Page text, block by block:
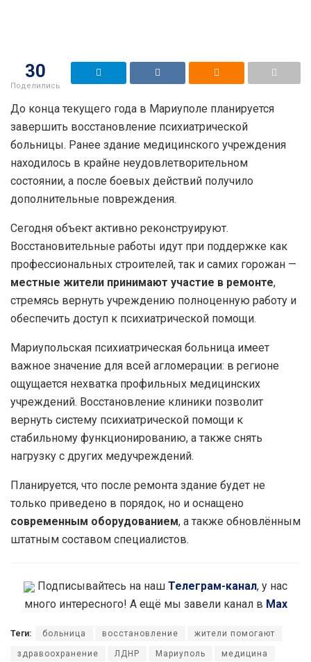
30
Поделились
До конца текущего года в Мариуполе планируется
завершить восстановление психиатрической
больницы. Ранее здание медицинского учреждения
находилось в крайне неудовлетворительном
состоянии, а после боевых действий получило
дополнительные повреждения.
Сегодня объект активно реконструируют.
Восстановительные работы идут при поддержке как
профессиональных строителей, так и самих горожан —
местные жители принимают участие в ремонте,
стремясь вернуть учреждению полноценную работу и
обеспечить доступ к психиатрической помощи.
Мариупольская психиатрическая больница имеет
важное значение для всей агломерации: в регионе
ощущается нехватка профильных медицинских
учреждений. Восстановление клиники позволит
вернуть систему психиатрической помощи к
стабильному функционированию, а также снять
нагрузку с других медучреждений.
Планируется, что после ремонта здание будет не
только приведено в порядок, но и оснащено
современным оборудованием, а также обновлённым
штатным составом специалистов.
Подписывайтесь на наш Телеграм-канал, у нас
много интересного! А ещё мы завели канал в Max
Теги: больница восстановление жители помогают
здравоохранение ЛДНР Мариуполь медицина